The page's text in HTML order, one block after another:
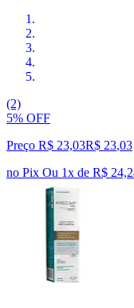
(2)
5% OFF
Preço R$ 23,03R$ 23,03
no Pix Ou 1x de R$